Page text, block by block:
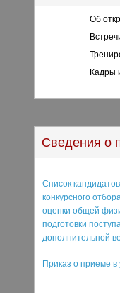
Об
Кадры
Сведения о
Список
конкурсного
оценки общей
подготовки
дополнительной
Приказ о приеме в